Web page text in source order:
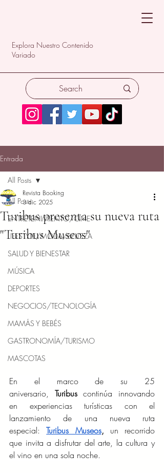
Explora Nuestro Contenido
Variado
Entrada
All Posts
ENTRETENIMIENTO/CINE
LIFESTYLE/MODA/BELLEZA
SALUD Y BIENESTAR
MÚSICA
DEPORTES
NEGOCIOS/TECNOLOGÍA
MAMÁS Y BEBÉS
GASTRONOMÍA/TURISMO
MASCOTAS
All Posts
Turibus presenta su nueva ruta
"Turibus Museos"
Revista Booking
3 dic 2025
En el marco de su 25
aniversario, Turibus continúa innovando
en experiencias turísticas con el
lanzamiento de una nueva ruta
especial: Turibus Museos, un recorrido
que invita a disfrutar del arte, la cultura y
el vino en una sola noche.